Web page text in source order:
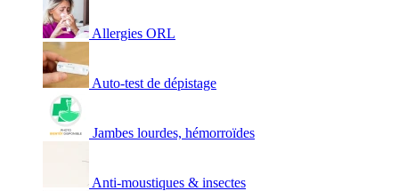
Allergies ORL
Auto-test de dépistage
Jambes lourdes, hémorroïdes
Anti-moustiques & insectes